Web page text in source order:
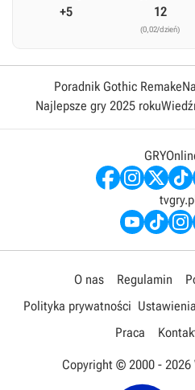
+5 12
(0,02/dzień)
Poradnik Gothic Remake
Najlepsze gry 2025 roku
O nas Regulamin
Polityka prywatności
Praca
Copyright © 2000 - 2026